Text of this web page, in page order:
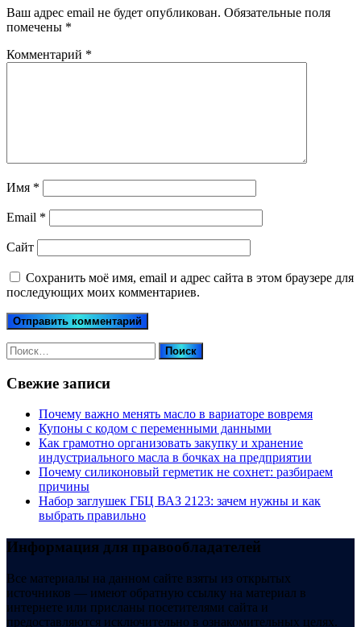
Ваш адрес email не будет опубликован. Обязательные поля
помечены *
Комментарий *
Имя *
Email *
Сайт
Сохранить моё имя, email и адрес сайта в этом браузере для
последующих моих комментариев.
Найти:
Свежие записи
Почему важно менять масло в вариаторе вовремя
Купоны c кодом с переменными данными
Как грамотно организовать закупку и хранение
индустриального масла в бочках на предприятии
Почему силиконовый герметик не сохнет: разбираем
причины
Набор заглушек ГБЦ ВАЗ 2123: зачем нужны и как
выбрать правильно
Информация для правообладателей
Все материалы на данном сайте взяты из открытых
источников — имеют обратную ссылку на материал в
интернете или присланы посетителями сайта и
предоставляются исключительно в ознакомительных целях.